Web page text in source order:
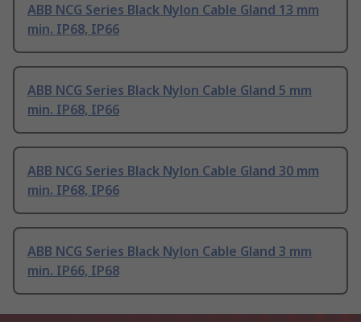
ABB NCG Series Black Nylon Cable Gland 13 mm
min. IP68, IP66
ABB NCG Series Black Nylon Cable Gland 5 mm
min. IP68, IP66
ABB NCG Series Black Nylon Cable Gland 30 mm
min. IP68, IP66
ABB NCG Series Black Nylon Cable Gland 3 mm
min. IP66, IP68